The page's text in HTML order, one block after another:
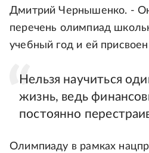
Дмитрий Чернышенко. -
перечень олимпиад
учебный год и ей
Нельзя научиться
жизнь, ведь
постоянно
Олимпиаду в рамках